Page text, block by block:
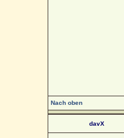
Nach oben
davX